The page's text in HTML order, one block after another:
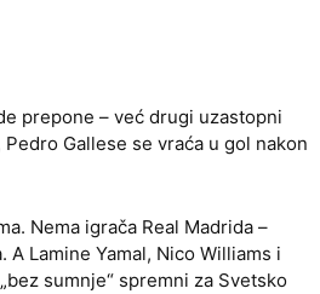
prepone – već drugi uzastopni
Gallese se vraća u gol nakon
Nema igrača Real Madrida –
Lamine Yamal, Nico Williams i
sumnje“ spremni za Svetsko